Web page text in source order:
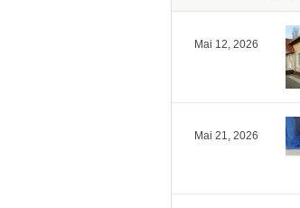
Mai 12, 2026
Mai 21, 2026